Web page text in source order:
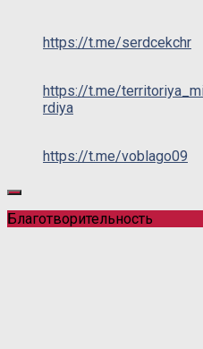
https://t.me/serdcekchr
https://t.me/
rdiya
https://t.me/voblago09
Благотворительность